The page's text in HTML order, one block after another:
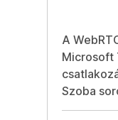
A
Microsoft
Szoba